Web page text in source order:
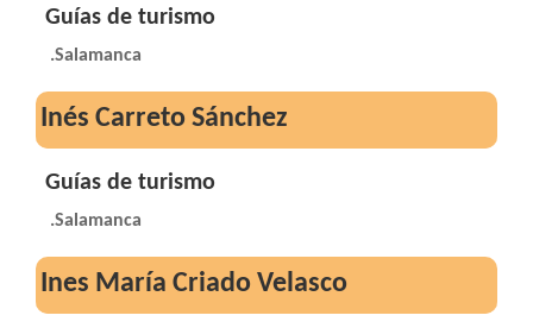
Guías de turismo
.Salamanca
Inés Carreto Sánchez
Guías de turismo
.Salamanca
Ines María Criado Velasco